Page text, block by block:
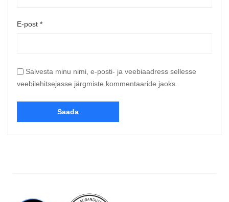
E-post *
Salvesta minu nimi, e-posti- ja veebiaadress sellesse
veebilehitsejasse järgmiste kommentaaride jaoks.